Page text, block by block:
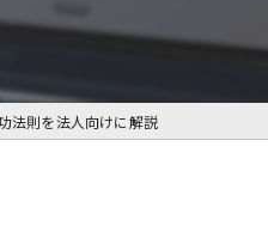
法則を法人向けに解説